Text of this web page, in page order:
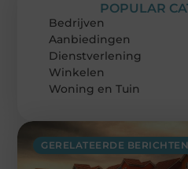
GERELATEERDE BERICHTEN
POPULAR
Bedrijven
Aanbiedingen
Dienstverlening
Winkelen
Woning en Tuin